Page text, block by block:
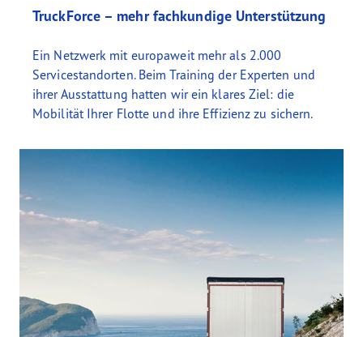
TruckForce – mehr fachkundige Unterstützung
Ein Netzwerk mit europaweit mehr als 2.000
Servicestandorten. Beim Training der Experten und
ihrer Ausstattung hatten wir ein klares Ziel: die
Mobilität Ihrer Flotte und ihre Effizienz zu sichern.